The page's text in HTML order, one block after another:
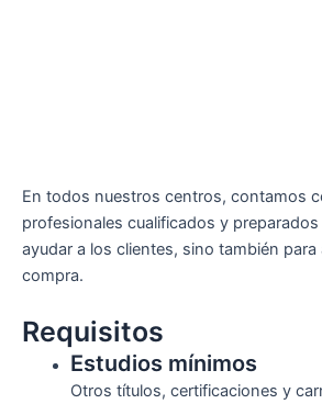
En todos nuestros centros, contamos
profesionales cualificados y
ayudar a los clientes, sino también para
compra.
Requisitos
Estudios mínimos
Otros títulos, certificaciones y